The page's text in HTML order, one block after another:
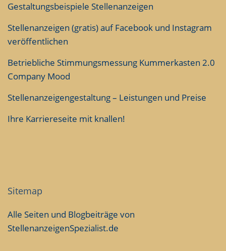
Gestaltungsbeispiele Stellenanzeigen
Stellenanzeigen (gratis) auf Facebook und Instagram
veröffentlichen
Betriebliche Stimmungsmessung Kummerkasten 2.0
Company Mood
Stellenanzeigengestaltung – Leistungen und Preise
Ihre Karriereseite mit knallen!
Sitemap
Alle Seiten und Blogbeiträge von
StellenanzeigenSpezialist.de